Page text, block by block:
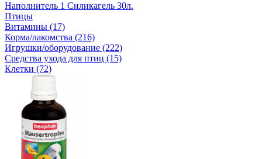
Наполнитель 1 Силикагель 30л.
Птицы
Витамины (17)
Корма/лакомства (216)
Игрушки/оборудование (222)
Средства ухода для птиц (15)
Клетки (72)